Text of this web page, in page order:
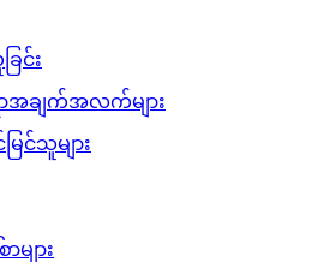
ြင်း
အချက်အလက်များ
ြင်သူများ
များ